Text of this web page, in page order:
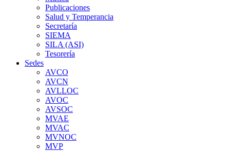
Publicaciones
Salud y Temperancia
Secretaría
SIEMA
SILA (ASI)
Tesorería
Sedes
AVCO
AVCN
AVLLOC
AVOC
AVSOC
MVAE
MVAC
MVNOC
MVP